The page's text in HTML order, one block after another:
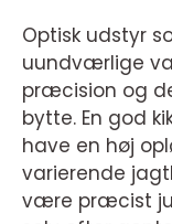
Optisk udstyr
uundværlige
præcision og
bytte. En god
have en høj
varierende
være præcist